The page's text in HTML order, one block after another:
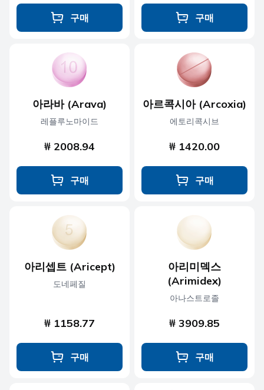
구매 구매
아라바 (Arava)
레플루노마이드
₩ 2008.94
구매
아르콕시아 (Arcoxia)
에토리콕시브
₩ 1420.00
구매
아리셉트 (Aricept)
도네페질
₩ 1158.77
구매
아리미덱스
(Arimidex)
아나스트로졸
₩ 3909.85
구매